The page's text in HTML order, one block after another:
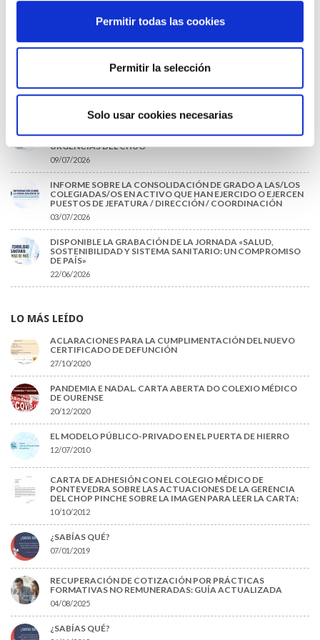
Permitir todas las cookies
Permitir la selección
Solo usar cookies necesarias
TRÁFICO SUPRIME LAS EXENCIONES MÉDICAS PARA EL USO
13/07/2026
EL AUMENTO DE PRIMAS A MUFACE NO MEJORA LAS
MUTUALISTAS
URGENTES ANTE LA SITUACIÓN CRÍTICA DEL SERVICIO DE
URGENCIAS DEL CHUO
09/07/2026
INFORME SOBRE LA CONSOLIDACIÓN DE GRADO A LAS/LOS
COLEGIADAS/OS EN ACTIVO QUE HAN EJERCIDO O EJERCEN
PUESTOS DE JEFATURA / DIRECCIÓN / COORDINACIÓN
03/07/2026
DISPONIBLE LA GRABACIÓN DE LA JORNADA «SALUD,
SOSTENIBILIDAD Y SISTEMA SANITARIO: UN COMPROMISO
DE PAÍS»
22/06/2026
LO MÁS LEÍDO
ACLARACIONES PARA LA CUMPLIMENTACIÓN DEL NUEVO
CERTIFICADO DE DEFUNCIÓN
27/10/2020
PANDEMIA E NADAL. CARTA ABERTA DO COLEXIO MÉDICO
DE OURENSE
20/12/2020
EL MODELO PÚBLICO-PRIVADO EN EL PUERTA DE HIERRO
12/07/2010
CARTA DE ADHESIÓN CON EL COLEGIO MÉDICO DE
PONTEVEDRA SOBRE LAS ACTUACIONES DE LA GERENCIA
DEL CHOP PINCHE SOBRE LA IMAGEN PARA LEER LA CARTA:
10/10/2012
¿SABÍAS QUÉ?
07/01/2019
RECUPERACIÓN DE COTIZACIÓN POR PRÁCTICAS
FORMATIVAS NO REMUNERADAS: GUÍA ACTUALIZADA
04/08/2025
¿SABÍAS QUÉ?